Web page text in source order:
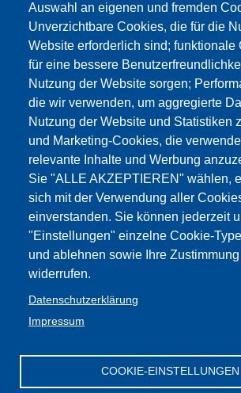
Auswahl an eigenen und fremden
Unverzichtbare Cookies, die für die
Website erforderlich sind; funktionale
für eine bessere
Nutzung der Website sorgen;
die wir verwenden, um aggregierte
Nutzung der Website und Statistiken
und Marketing-Cookies, die
relevante Inhalte und Werbung
Sie "ALLE AKZEPTIEREN" wählen,
sich mit der Verwendung aller
einverstanden. Sie können jederzeit
"Einstellungen" einzelne Cookie-
und ablehnen sowie Ihre
widerrufen.
Datenschutzerklärung
Impressum
COOKIE-EINSTELLUNGEN